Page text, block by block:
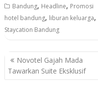
e
b
o
o
k
itt
er
at
A
p
p
e
Bandung, Headline, Promosi
hotel bandung, liburan keluarga,
Staycation Bandung
P
o
Novotel Gajah Mada
Tawarkan Suite Eksklusif